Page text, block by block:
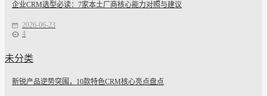
企业CRM选型必读：7家本土厂商核心能力对照与建议
2026-06-23
4
未分类
新锐产品逆势突围，10款特色CRM核心亮点盘点